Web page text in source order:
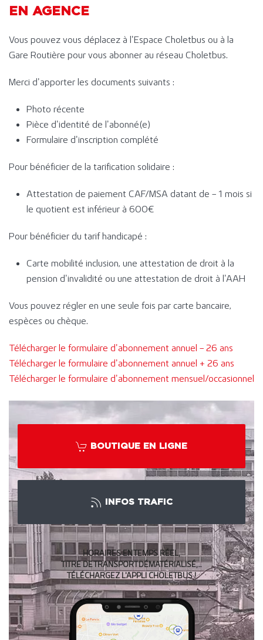
EN AGENCE
Vous pouvez vous déplacez à l’Espace Choletbus ou à la
Gare Routière pour vous abonner au réseau Choletbus.
Merci d’apporter les documents suivants :
Photo récente
Pièce d’identité de l’abonné(e)
Formulaire d’inscription complété
Pour bénéficier de la tarification solidaire :
Attestation de paiement CAF/MSA datant de – 1 mois si
le quotient est inférieur à 600€
Pour bénéficier du tarif handicapé :
Carte mobilité inclusion, une attestation de droit à la
pension d’invalidité ou une attestation de droit à l’AAH
Vous pouvez régler en une seule fois par carte bancaire,
espèces ou chèque.
Télécharger le formulaire d’abonnement annuel – 26 ans
Télécharger le formulaire d’abonnement annuel + 26 ans
Télécharger le formulaire d’abonnement mensuel/occasionnel
BOUTIQUE EN LIGNE
INFOS TRAFIC
HORAIRES EN TEMPS RÉEL,
TITRE DE TRANSPORT DÉMATÉRIALISÉ,…
TÉLÉCHARGEZ L’APPLI CHOLETBUS !